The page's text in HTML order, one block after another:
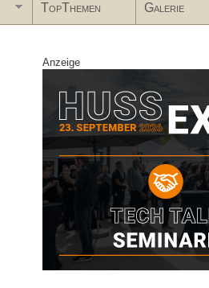
TopThemen Galerie
Anzeige